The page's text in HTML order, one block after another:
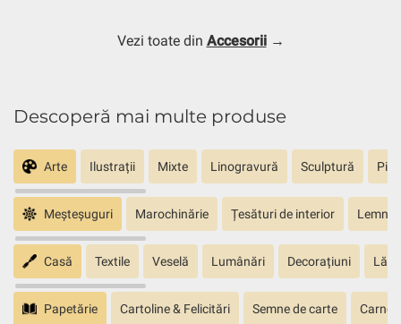
Vezi toate din Accesorii→
Descoperă mai multe produse
Arte Ilustrații Mixte Linogravură Sculptură
Meșteșuguri Marochinărie Țesături de interior Lemn
Casă Textile Veselă Lumânări Decorațiuni
Papetărie Cartoline & Felicitări Semne de carte